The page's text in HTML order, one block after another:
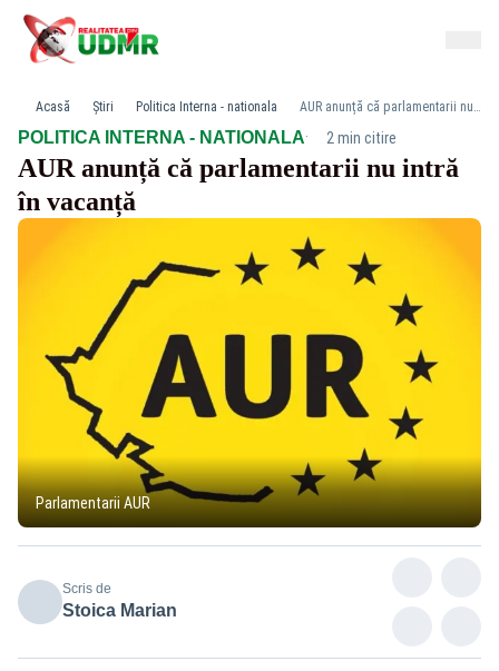
Acasă Știri Politica Interna - nationala AUR anunță că parlamentarii nu intră în vacanță
POLITICA INTERNA - NATIONALA· 2 min citire
AUR anunță că parlamentarii nu intră
în vacanță
Parlamentarii AUR
Scris de
Stoica Marian